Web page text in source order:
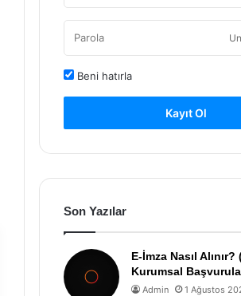
Beni hatırla
Kayıt Ol
Son Yazılar
E-İmza Nasıl
Kurumsal
Admin 1 Ağustos